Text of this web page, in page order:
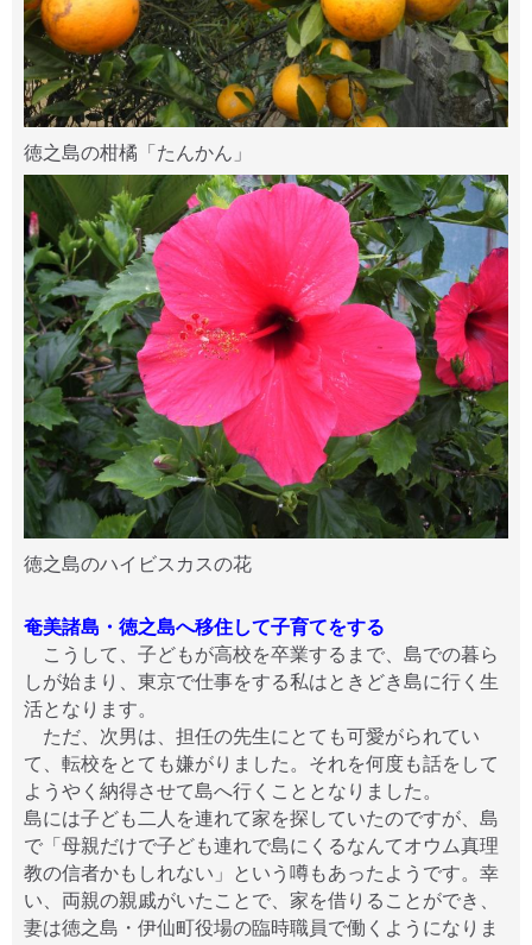
徳之島の柑橘「たんかん」
徳之島のハイビスカスの花
奄美諸島・徳之島へ移住して子育てをする
こうして、子どもが高校を卒業するまで、島での暮ら
しが始まり、東京で仕事をする私はときどき島に行く生
活となります。
ただ、次男は、担任の先生にとても可愛がられてい
て、転校をとても嫌がりました。それを何度も話をして
ようやく納得させて島へ行くこととなりました。
島には子ども二人を連れて家を探していたのですが、島
で「母親だけで子ども連れで島にくるなんてオウム真理
教の信者かもしれない」という噂もあったようです。幸
い、両親の親戚がいたことで、家を借りることができ、
妻は徳之島・伊仙町役場の臨時職員で働くようになりま